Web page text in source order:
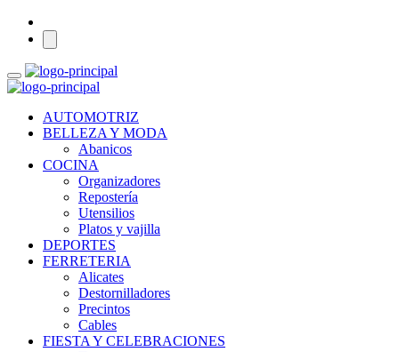
AUTOMOTRIZ
BELLEZA Y MODA
Abanicos
COCINA
Organizadores
Repostería
Utensilios
Platos y vajilla
DEPORTES
FERRETERIA
Alicates
Destornilladores
Precintos
Cables
FIESTA Y CELEBRACIONES